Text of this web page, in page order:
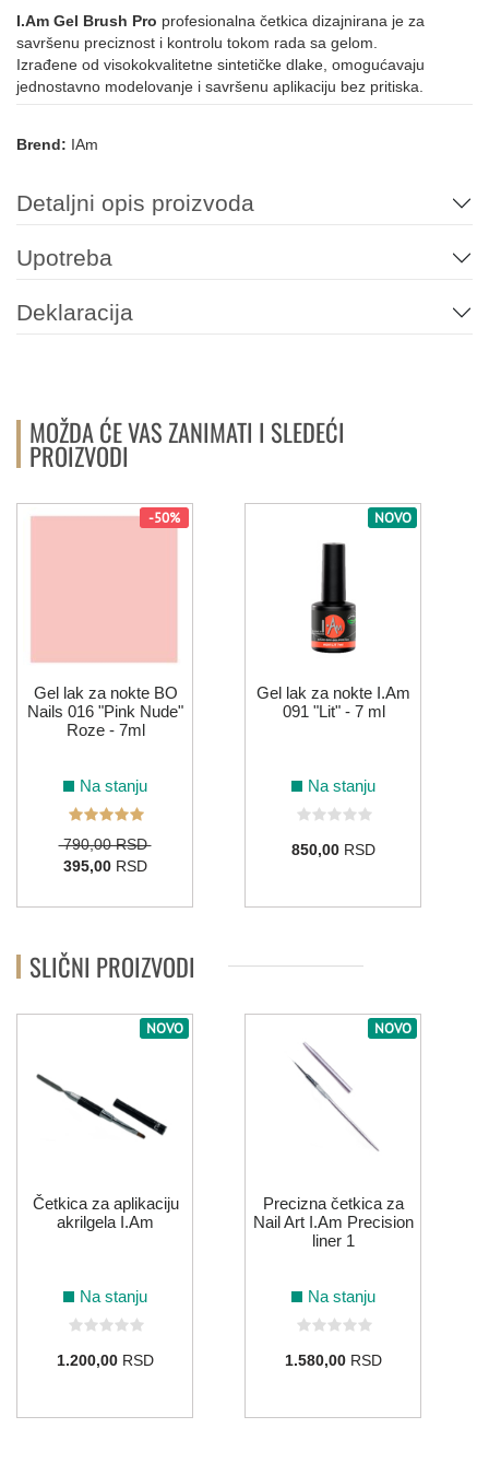
I.Am Gel Brush Pro profesionalna četkica dizajnirana je za
savršenu preciznost i kontrolu tokom rada sa gelom.
Izrađene od visokokvalitetne sintetičke dlake, omogućavaju
jednostavno modelovanje i savršenu aplikaciju bez pritiska.
Brend: IAm
Detaljni opis proizvoda
Upotreba
Deklaracija
MOŽDA ĆE VAS ZANIMATI I SLEDEĆI
PROIZVODI
-50%
Gel lak za nokte BO
Nails 016 "Pink Nude"
Roze - 7ml
Na stanju
790,00 RSD
395,00RSD
NOVO
Gel lak za nokte I.Am
091 "Lit" - 7 ml
Na stanju
850,00RSD
SLIČNI PROIZVODI
NOVO
Četkica za aplikaciju
akrilgela I.Am
Na stanju
1.200,00RSD
NOVO
Precizna četkica za
Nail Art I.Am Precision
liner 1
Na stanju
1.580,00RSD